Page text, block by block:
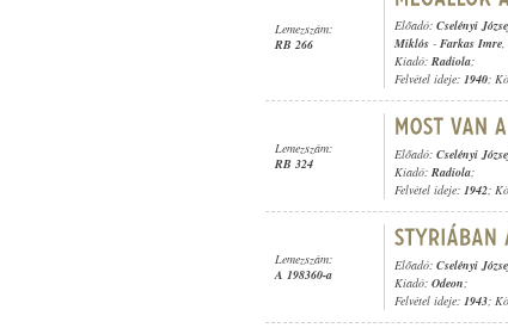
Lemezszám:
RB 266
Előadó: Cselényi
Miklós - Farkas Imre,
Kiadó: Radiola;
Felvétel ideje: 1940;
Lemezszám:
RB 324
Előadó: Cselényi
Kiadó: Radiola;
Felvétel ideje: 1942;
Lemezszám:
A 198360-a
Előadó: Cselényi
Kiadó: Odeon;
Felvétel ideje: 1943;